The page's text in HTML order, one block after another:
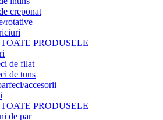
creponat
rotative
PRODUSELE
de filat
de tuns
accesorii
PRODUSELE
de par